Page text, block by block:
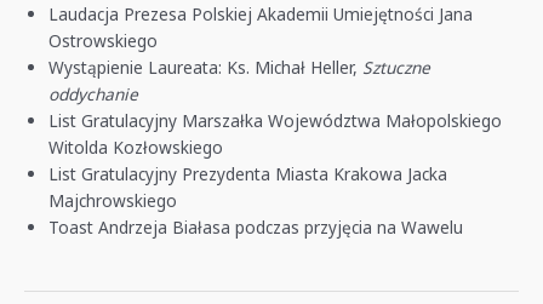
Laudacja Prezesa Polskiej Akademii Umiejętności Jana
Ostrowskiego
Wystąpienie Laureata: Ks. Michał Heller, Sztuczne
oddychanie
List Gratulacyjny Marszałka Województwa Małopolskiego
Witolda Kozłowskiego
List Gratulacyjny Prezydenta Miasta Krakowa Jacka
Majchrowskiego
Toast Andrzeja Białasa podczas przyjęcia na Wawelu